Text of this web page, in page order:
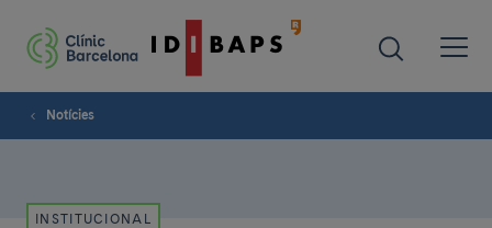
Notícies
INSTITUCIONAL